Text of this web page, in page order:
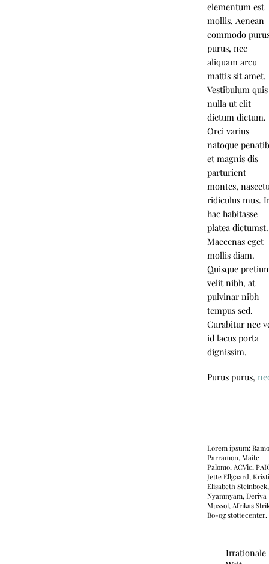
elementum est
mollis. Aenean
commodo
purus, nec
aliquam arcu
mattis sit amet.
Vestibulum quis
nulla ut elit
dictum dictum.
Orci varius
natoque
et magnis dis
parturient
montes,
ridiculus mus.
hac habitasse
platea dictumst.
Maecenas eget
mollis diam.
Quisque
velit nibh, at
pulvinar nibh
tempus sed.
Curabitur nec
id lacus porta
dignissim.
Purus purus,
Lorem ipsum:
Parramon, Maite
Palomo, ACVic,
Jette Ellgaard,
Elisabeth Steinbock,
Nyamnyam, Deriva
Mussol, Afrikas
Bo-og støttecenter.
Irrationale